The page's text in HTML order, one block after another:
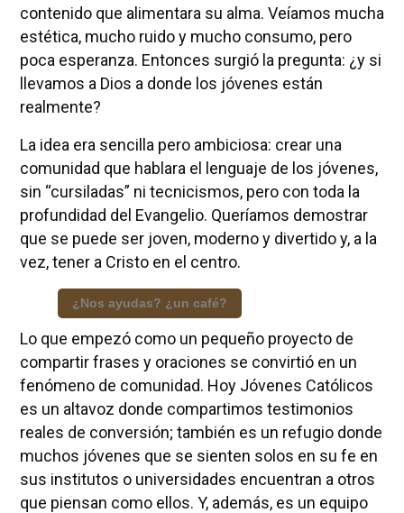
contenido que alimentara su alma. Veíamos mucha
estética, mucho ruido y mucho consumo, pero
poca esperanza. Entonces surgió la pregunta: ¿y si
llevamos a Dios a donde los jóvenes están
realmente?
La idea era sencilla pero ambiciosa: crear una
comunidad que hablara el lenguaje de los jóvenes,
sin “cursiladas” ni tecnicismos, pero con toda la
profundidad del Evangelio. Queríamos demostrar
que se puede ser joven, moderno y divertido y, a la
vez, tener a Cristo en el centro.
¿Nos ayudas? ¿un café?
Lo que empezó como un pequeño proyecto de
compartir frases y oraciones se convirtió en un
fenómeno de comunidad. Hoy Jóvenes Católicos
es un altavoz donde compartimos testimonios
reales de conversión; también es un refugio donde
muchos jóvenes que se sienten solos en su fe en
sus institutos o universidades encuentran a otros
que piensan como ellos. Y, además, es un equipo